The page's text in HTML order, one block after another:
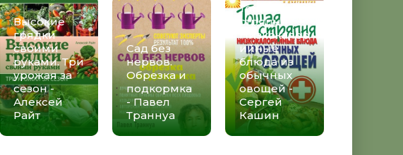
Высокие
грядки
своими
руками. Три
урожая за
сезон -
Алексей
Райт
Сад без
нервов.
Обрезка и
подкормка
- Павел
Траннуа
Тощая
стряпня.
Низкокалор
ийные
блюда из
обычных
овощей -
Сергей
Кашин